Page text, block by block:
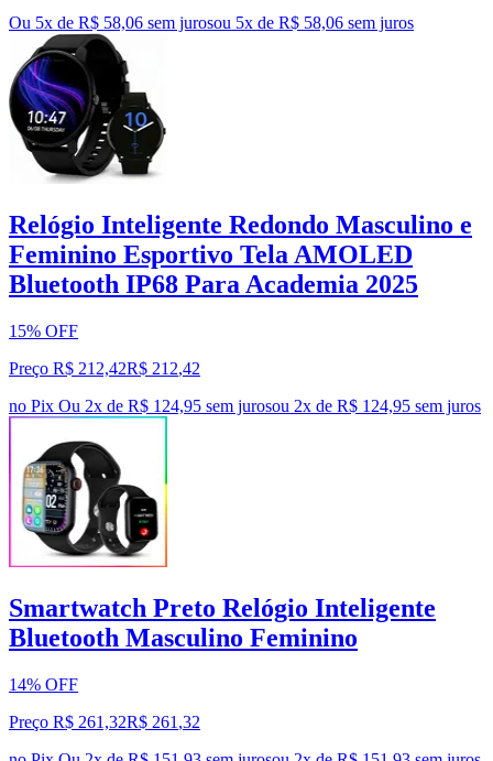
Ou 5x de R$ 58,06 sem jurosou 5x de R$ 58,06 sem juros
Relógio Inteligente Redondo Masculino e
Feminino Esportivo Tela AMOLED
Bluetooth IP68 Para Academia 2025
15% OFF
Preço R$ 212,42R$ 212,42
no Pix Ou 2x de R$ 124,95 sem jurosou 2x de R$ 124,95 sem juros
Smartwatch Preto Relógio Inteligente
Bluetooth Masculino Feminino
14% OFF
Preço R$ 261,32R$ 261 ,32